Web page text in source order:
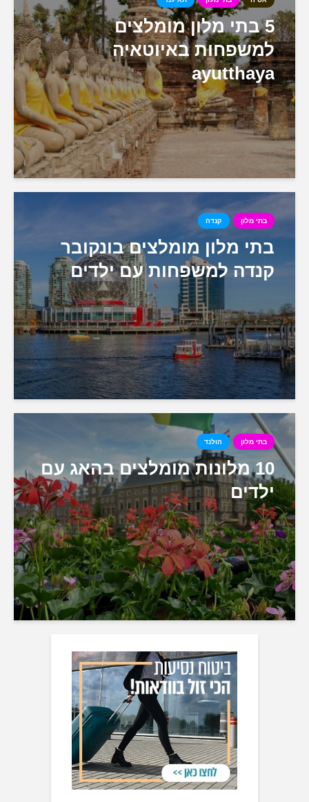
5 בתי מלון מומלצים
למשפחות באיוטאיה
ayutthaya
בתי מלון קנדה
בתי מלון מומלצים בונקובר
קנדה למשפחות עם ילדים
בתי מלון הולנד
10 מלונות מומלצים בהאג עם
ילדים